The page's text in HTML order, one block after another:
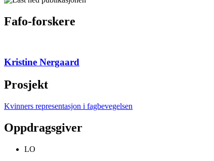
Fafo-forskere
Kristine Nergaard
Prosjekt
Kvinners representasjon i fagbevegelsen
Oppdragsgiver
LO